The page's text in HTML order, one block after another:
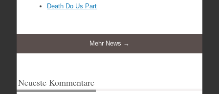
Death Do Us Part
Mehr News →
Neueste Kommentare